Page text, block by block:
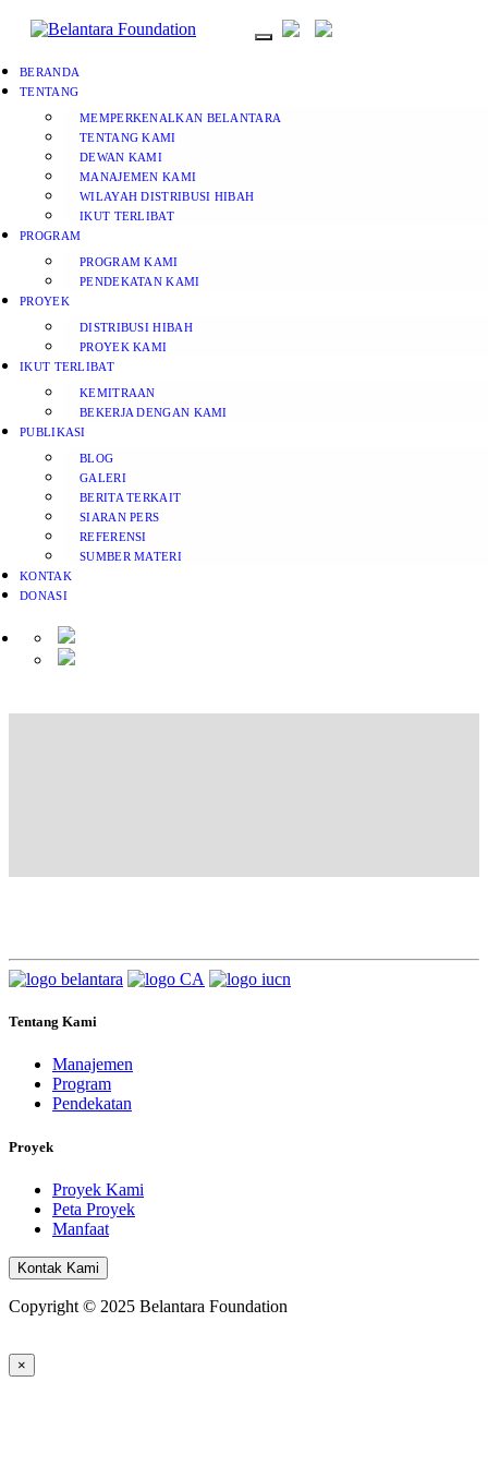
BERANDA
TENTANG
MEMPERKENALKAN BELANTARA
TENTANG KAMI
DEWAN KAMI
MANAJEMEN KAMI
WILAYAH DISTRIBUSI HIBAH
IKUT TERLIBAT
PROGRAM
PROGRAM KAMI
PENDEKATAN KAMI
PROYEK
DISTRIBUSI HIBAH
PROYEK KAMI
IKUT TERLIBAT
KEMITRAAN
BEKERJA DENGAN KAMI
PUBLIKASI
BLOG
GALERI
BERITA TERKAIT
SIARAN PERS
REFERENSI
SUMBER MATERI
KONTAK
DONASI
Tentang Kami
Manajemen
Program
Pendekatan
Proyek
Proyek Kami
Peta Proyek
Manfaat
Kontak Kami
Copyright © 2025 Belantara Foundation
×